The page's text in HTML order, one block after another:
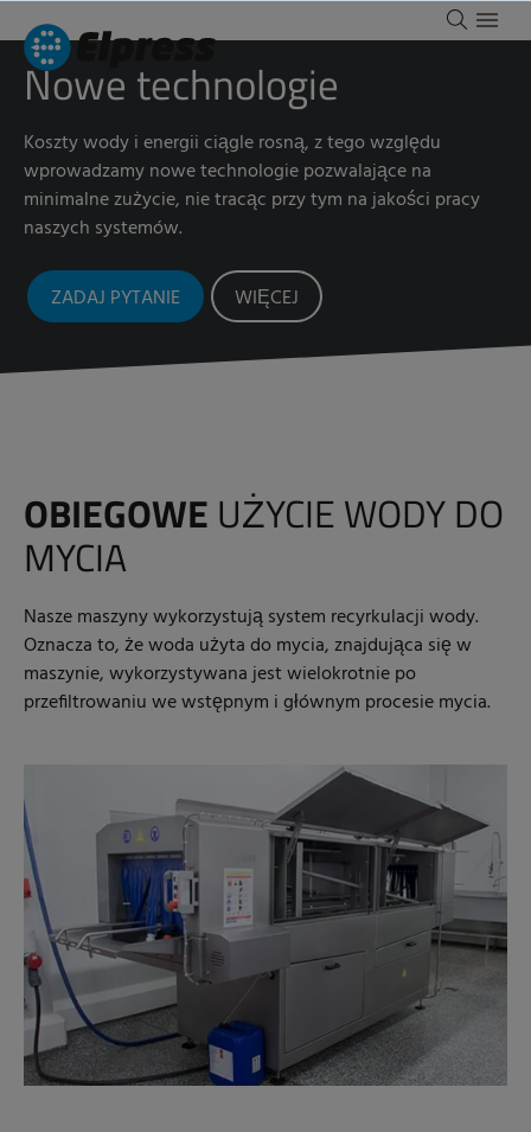
Nowe technologie
Koszty wody i energii ciągle rosną, z tego względu
wprowadzamy nowe technologie pozwalające na
minimalne zużycie, nie tracąc przy tym na jakości pracy
naszych systemów.
ZADAJ PYTANIE WIĘCEJ
OBIEGOWE UŻYCIE WODY DO
MYCIA
Nasze maszyny wykorzystują system recyrkulacji wody.
Oznacza to, że woda użyta do mycia, znajdująca się w
maszynie, wykorzystywana jest wielokrotnie po
przefiltrowaniu we wstępnym i głównym procesie mycia.